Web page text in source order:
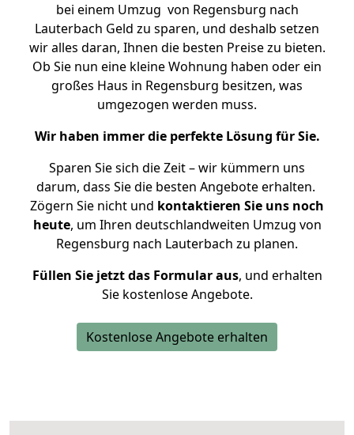
bei einem Umzug von Regensburg nach
Lauterbach Geld zu sparen, und deshalb setzen
wir alles daran, Ihnen die besten Preise zu bieten.
Ob Sie nun eine kleine Wohnung haben oder ein
großes Haus in Regensburg besitzen, was
umgezogen werden muss.
Wir haben immer die perfekte Lösung für Sie.
Sparen Sie sich die Zeit – wir kümmern uns
darum, dass Sie die besten Angebote erhalten.
Zögern Sie nicht und kontaktieren Sie uns noch
heute, um Ihren deutschlandweiten Umzug von
Regensburg nach Lauterbach zu planen.
Füllen Sie jetzt das Formular aus, und erhalten
Sie kostenlose Angebote.
Kostenlose Angebote erhalten